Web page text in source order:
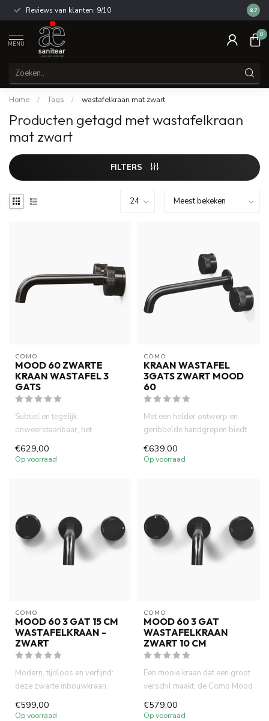
Reviews van klanten: 9/10 14
8.7
MENU
0
Home / Tags / wastafelkraan mat zwart
Producten getagd met wastafelkraan
mat zwart
FILTERS
COMO
MOOD 60 ZWARTE
KRAAN WASTAFEL 3
GATS
Subtiel en tegelijk
onweerstaanbaar, het
matzwarte design van de
Como Mood 60 br...
€629,00
Op voorraad
COMO
KRAAN WASTAFEL
3GATS ZWART MOOD
60
Met een helder ontwerp en
geribbelde handgrepen biedt
deze mat zwarte kraan gebr...
€639,00
Op voorraad
COMO
MOOD 60 3 GAT 15 CM
WASTAFELKRAAN -
ZWART
Modern, tijdloos en verfijnd:
deze zwarte inbouwkraan,
samen met de geribbelde k...
€599,00
Op voorraad
COMO
MOOD 60 3 GAT
WASTAFELKRAAN
ZWART 10 CM
Een mooie kraan dat een groot
verschil maakt: de Como Mood
60 tilt je badkamer n...
€579,00
Op voorraad